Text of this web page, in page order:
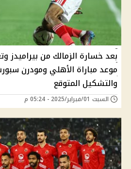
بعد خسارة الزمالك من بيراميدز
موعد مباراة الأهلي ومودرن
والتشكيل المتوقع
السبت 01/فبراير/2025 - 05:24 م